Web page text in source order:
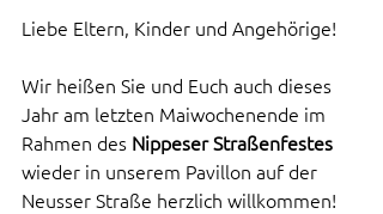
Liebe Eltern, Kinder und Angehörige!
Wir heißen Sie und Euch auch dieses
Jahr am letzten Maiwochenende im
Rahmen des Nippeser Straßenfestes
wieder in unserem Pavillon auf der
Neusser Straße herzlich willkommen!